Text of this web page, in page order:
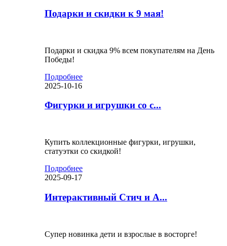
Подарки и скидки к 9 мая!
Подарки и скидка 9% всем покупателям на День
Победы!
Подробнее
2025-10-16
Фигурки и игрушки со с...
Купить коллекционные фигурки, игрушки,
статуэтки со скидкой!
Подробнее
2025-09-17
Интерактивный Стич и А...
Супер новинка дети и взрослые в восторге!